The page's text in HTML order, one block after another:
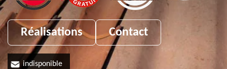
Réalisations Contact
indisponible